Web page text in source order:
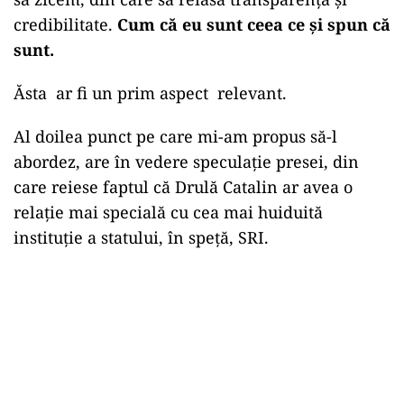
credibilitate. Cum că eu sunt ceea ce și spun că
sunt.
Ăsta ar fi un prim aspect relevant.
Al doilea punct pe care mi-am propus să-l
abordez, are în vedere speculație presei, din
care reiese faptul că Drulă Catalin ar avea o
relație mai specială cu cea mai huiduită
instituție a statului, în speță, SRI.